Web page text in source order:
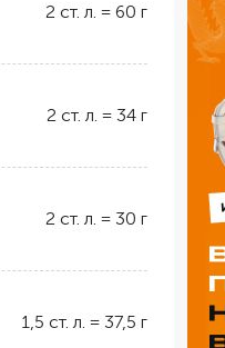
2 ст. л. = 60 г
2 ст. л. = 34 г
2 ст. л. = 30 г
1,5 ст. л. = 37,5 г